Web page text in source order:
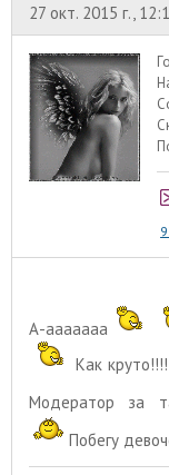
27 окт. 2015 г.,
А-ааааааа
Как
Модератор за
Побегу